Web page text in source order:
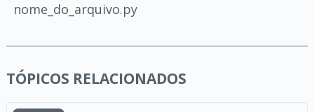
nome_do_arquivo.py
TÓPICOS RELACIONADOS